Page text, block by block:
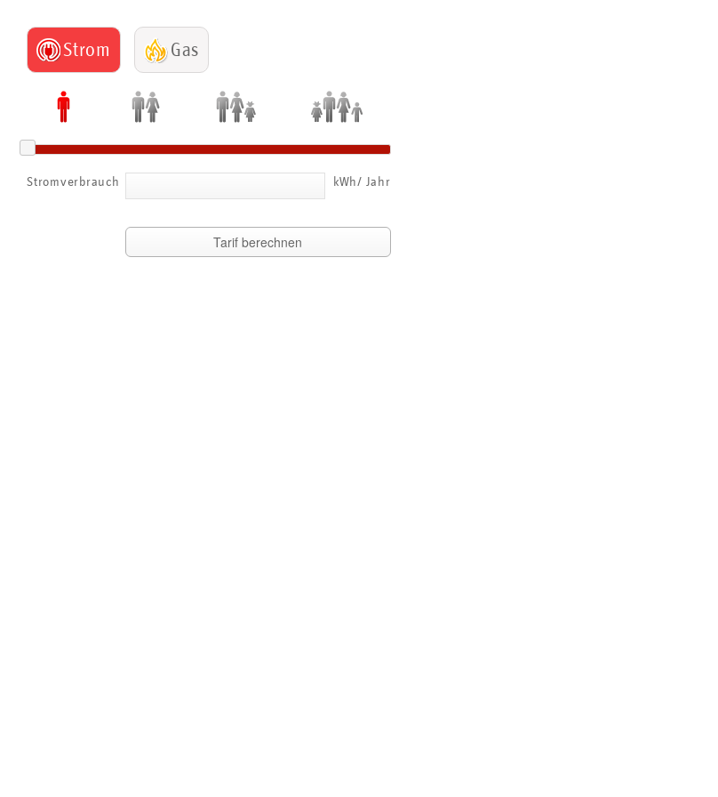
Strom Gas
Stromverbrauch kWh/ Jahr